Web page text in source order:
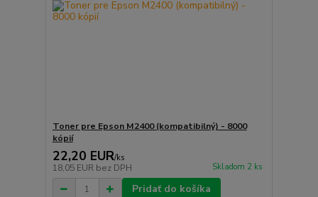
Toner pre Epson M2400 (kompatibilný) - 8000
kópií
22,20 EUR/ks
18,05 EUR bez DPH Skladom 2 ks
Pridať do košíka